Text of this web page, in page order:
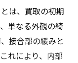
は、買取の初期
単なる外観の綺
接合部の緩みと
れにより、内部